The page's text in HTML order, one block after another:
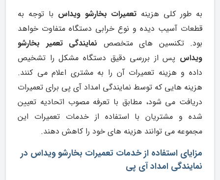
به طور کلی هزینه تعمیرات بخارشو ویداس با توجه به
قطعات آسیب دیده و نوع خرابی دستگاه متفاوت خواهد
بود. تکنسین های متخصص نمایندگی تعمیر بخارشو
ویداس پس از بررسی دقیق دستگاه مشکل را تشخیص
داده و هزینه تعمیرات آن را به مشتری اعلام می کنند.
هزینه هایی که توسط نمایندگی امداد آی پی برای تعمیرات
دریافت می شود، مطابق با تعرفه مصوب اتحادیه تعیین
شده و مشتریان با استفاده از خدمات تعمیرات این
مجموعه می توانند هزینه های خود را کاهش دهند.
مزایای استفاده از خدمات تعمیرات بخارشو ویداس در
نمایندگی امداد آی پی